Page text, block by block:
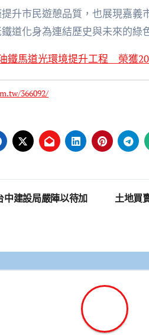
升市民遊憩品質，也展現嘉
道化身為連結歷史與未來的綠
鐵馬道光環境提升工程 榮獲
366092/
建設局嚴陣以待加
土地買